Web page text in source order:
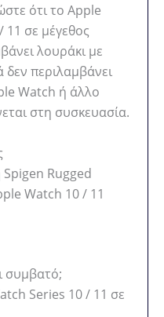
ότι το Apple
11 σε μέγεθος
λουράκι με
περιλαμβάνει
Watch ή άλλο
στη συσκευασία.
Rugged
Watch 10 / 11
συμβατό;
Series 10 / 11 σε